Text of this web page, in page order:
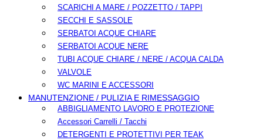
SCARICHI A MARE / POZZETTO / TAPPI
SECCHI E SASSOLE
SERBATOI ACQUE CHIARE
SERBATOI ACQUE NERE
TUBI ACQUE CHIARE / NERE / ACQUA CALDA
VALVOLE
WC MARINI E ACCESSORI
MANUTENZIONE / PULIZIA E RIMESSAGGIO
ABBIGLIAMENTO LAVORO E PROTEZIONE
Accessori Carrelli / Tacchi
DETERGENTI E PROTETTIVI PER TEAK